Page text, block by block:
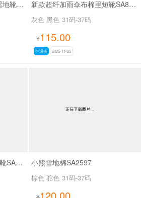
新款针织罗纹口儿童真皮雪地靴SA1301 新款超纤加雨伞布棉里短靴SA8660
灰色 黑色 31码-37码
¥115.00
可退换 2025-11-25
头层牛皮+超纤卡梵洛雪地靴SA8016 小熊雪地棉SA2597
棕色 驼色 31码-37码
120.00